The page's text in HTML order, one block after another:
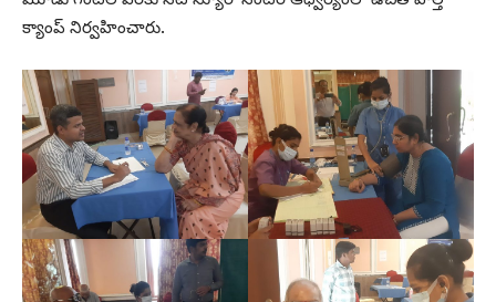
క్యాంప్ నిర్వహించారు.